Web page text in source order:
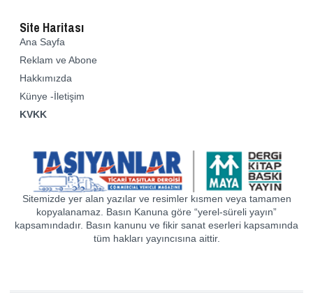
Site Haritası
Ana Sayfa
Reklam ve Abone
Hakkımızda
Künye -İletişim
KVKK
Sitemizde yer alan yazılar ve resimler kısmen veya tamamen
kopyalanamaz. Basın Kanuna göre “yerel-süreli yayın”
kapsamındadır. Basın kanunu ve fikir sanat eserleri kapsamında
tüm hakları yayıncısına aittir.